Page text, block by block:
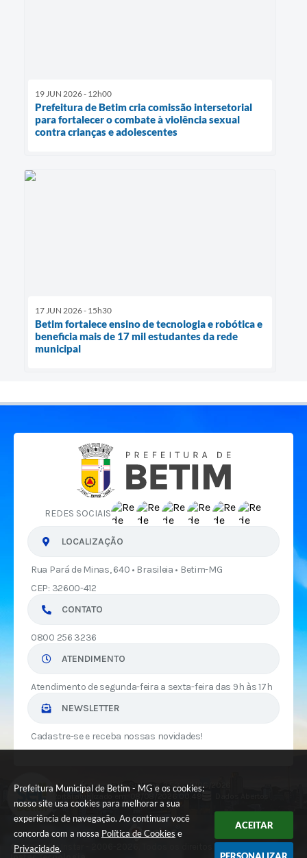
Prefeitura Municipal de Betim - MG e os cookies:
nosso site usa cookies para melhorar a sua
experiência de navegação. Ao continuar você
concorda com a nossa Política de Cookies e
Privacidade.
ACEITAR
19 JUN 2026 - 12h00
Prefeitura de Betim cria comissão intersetorial
para fortalecer o combate à violência sexual
contra crianças e adolescentes
17 JUN 2026 - 15h30
Betim fortalece ensino de tecnologia e robótica e
beneficia mais de 17 mil estudantes da rede
municipal
REDES SOCIAIS
LOCALIZAÇÃO
Rua Pará de Minas, 640 • Brasileia • Betim-MG
CEP: 32600-412
CONTATO
0800 256 3236
ATENDIMENTO
Atendimento de segunda-feira a sexta-feira das 9h às 17h
NEWSLETTER
Cadastre-se e receba nossas novidades!
Versão do Sistema:3.5.3 - 19/06/2026
Portal atualizado em:
© Copyright Instar - 2006-2026. Todos os direitos reservados -